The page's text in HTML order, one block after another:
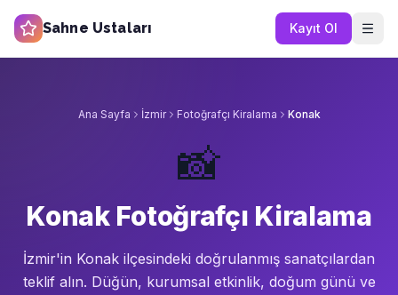
Sahne Ustaları Kayıt Ol
Ana Sayfa İzmir Fotoğrafçı Kiralama Konak
📸
Konak Fotoğrafçı Kiralama
İzmir'in Konak ilçesindeki doğrulanmış sanatçılardan
teklif alın. Düğün, kurumsal etkinlik, doğum günü ve